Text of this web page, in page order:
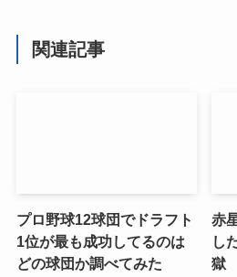
関連記事
プロ野球12球団でドラフト
1位が最も成功してるのは
どの球団か調べてみた
赤
し
獄